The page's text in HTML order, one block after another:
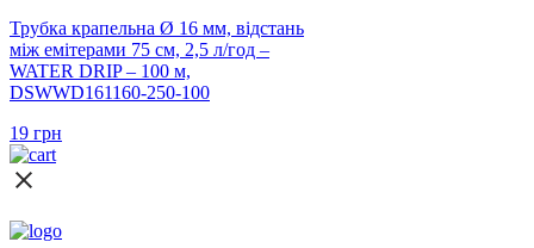
Трубка крапельна Ø 16 мм, відстань
між емітерами 75 см, 2,5 л/год –
WATER DRIP – 100 м,
DSWWD161160-250-100
19 грн